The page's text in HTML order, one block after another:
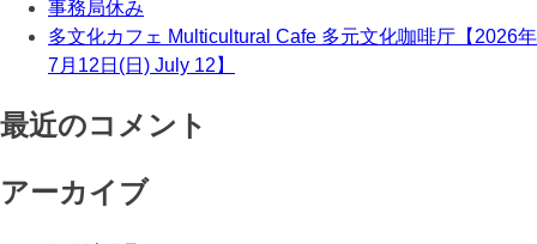
事務局休み
多文化カフェ Multicultural Cafe 多元文化咖啡厅【2026年
7月12日(日) July 12】
最近のコメント
アーカイブ